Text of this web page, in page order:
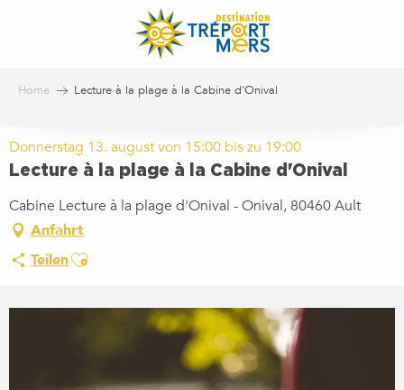
Home Lecture à la plage à la Cabine d'Onival
Donnerstag 13. august von 15:00 bis zu 19:00
Lecture à la plage à la Cabine d'Onival
Cabine Lecture à la plage d'Onival - Onival, 80460 Ault
Anfahrt
TeilenAjouter aux favoris